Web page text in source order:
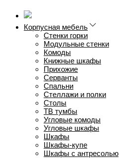
Корпусная мебель
Стенки горки
Модульные стенки
Комоды
Книжные шкафы
Прихожие
Серванты
Спальни
Стеллажи и полки
Столы
ТВ тумбы
Угловые комоды
Угловые шкафы
Шкафы
Шкафы-купе
Шкафы с антресолью